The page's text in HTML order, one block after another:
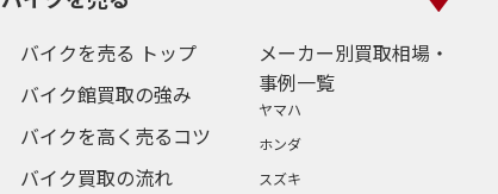
バイクを売る トップ
バイク館買取の強み
バイクを高く売るコツ
バイク買取の流れ
メーカー別買取相場・
事例一覧
ヤマハ
ホンダ
スズキ